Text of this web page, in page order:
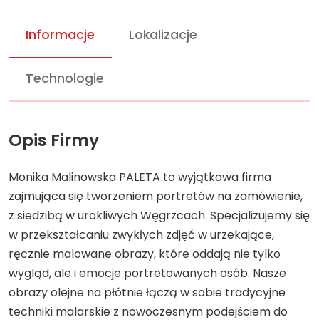
Informacje Lokalizacje
Technologie
Opis Firmy
Monika Malinowska PALETA to wyjątkowa firma
zajmująca się tworzeniem portretów na zamówienie,
z siedzibą w urokliwych Węgrzcach. Specjalizujemy się
w przekształcaniu zwykłych zdjęć w urzekające,
ręcznie malowane obrazy, które oddają nie tylko
wygląd, ale i emocje portretowanych osób. Nasze
obrazy olejne na płótnie łączą w sobie tradycyjne
techniki malarskie z nowoczesnym podejściem do